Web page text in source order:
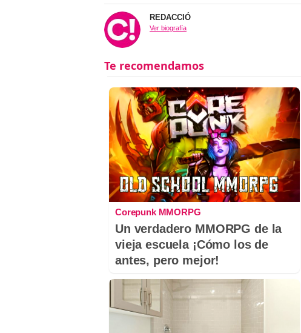
REDACCIÓ
Ver biografía
Corepunk MMORPG
Un verdadero MMORPG de la
vieja escuela ¡Cómo los de
antes, pero mejor!